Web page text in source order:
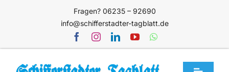
Fragen? 06235 – 92690
info@schifferstadter-tagblatt.de